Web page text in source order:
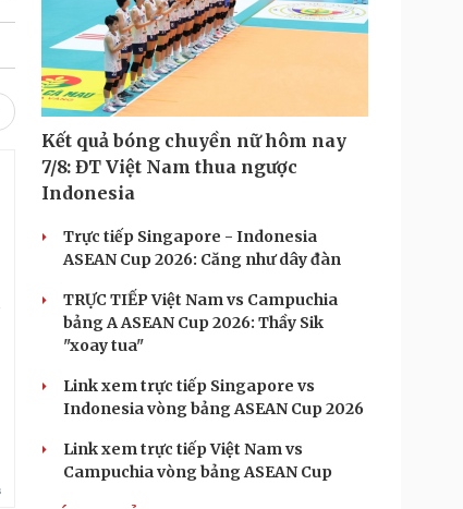
Kết quả bóng chuyền nữ hôm nay
7/8: ĐT Việt Nam thua ngược
Indonesia
Trực tiếp Singapore - Indonesia
ASEAN Cup 2026: Căng như dây đàn
TRỰC TIẾP Việt Nam vs Campuchia
bảng A ASEAN Cup 2026: Thầy Sik
"xoay tua"
Link xem trực tiếp Singapore vs
Indonesia vòng bảng ASEAN Cup 2026
Link xem trực tiếp Việt Nam vs
Campuchia vòng bảng ASEAN Cup